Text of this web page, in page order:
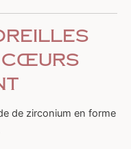
cœurs
de zirconium en forme